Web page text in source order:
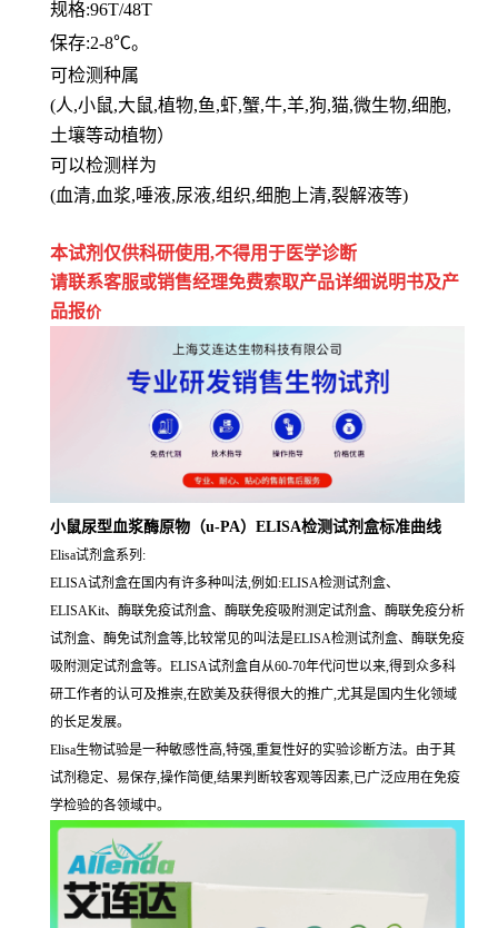
规格:96T/48T
保存:2-8℃。
可检测种属
(人,小鼠,大鼠,植物,鱼,虾,蟹,牛,羊,狗,猫,微生物,细胞,
土壤等动植物）
可以检测样为
(血清,血浆,唾液,尿液,组织,细胞上清,裂解液等)
本试剂仅供科研使用,不得用于医学诊断
请联系客服或销售经理免费索取产品详细说明书及产
品报价
小鼠尿型血浆酶原物（u-PA）ELISA检测试剂盒标准曲线
Elisa试剂盒系列:
ELISA试剂盒在国内有许多种叫法,例如:ELISA检测试剂盒、
ELISAKit、酶联免疫试剂盒、酶联免疫吸附测定试剂盒、酶联免疫分析
试剂盒、酶免试剂盒等,比较常见的叫法是ELISA检测试剂盒、酶联免疫
吸附测定试剂盒等。ELISA试剂盒自从60-70年代问世以来,得到众多科
研工作者的认可及推崇,在欧美及获得很大的推广,尤其是国内生化领域
的长足发展。
Elisa生物试验是一种敏感性高,特强,重复性好的实验诊断方法。由于其
试剂稳定、易保存,操作简便,结果判断较客观等因素,已广泛应用在免疫
学检验的各领域中。